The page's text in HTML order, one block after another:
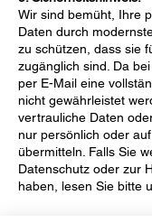
Wir sind bemüht, Ihre
Daten durch
zu schützen, dass sie
zugänglich sind. Da
per E-Mail eine
nicht gewährleistet
vertrauliche Daten
nur persönlich oder
übermitteln. Falls Sie
Datenschutz oder zur
haben, lesen Sie bitte